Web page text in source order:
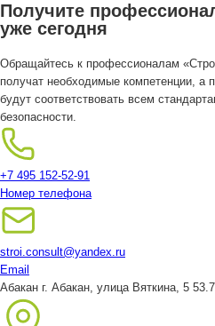
Получите
уже сегодня
Обращайтесь к профессионалам
получат необходимые компетенции, а
будут соответствовать всем
безопасности.
+7 495 152-52-91
Номер телефона
stroi.consult@yandex.ru
Email
Абакан г. Абакан, улица Вяткина, 5